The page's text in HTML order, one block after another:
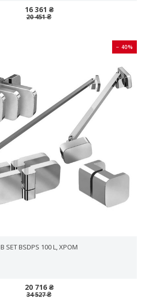
16 361 ₴
20 451 ₴
− 40%
B SET BSDPS 100 L, ХРОМ
20 716 ₴
34 527 ₴